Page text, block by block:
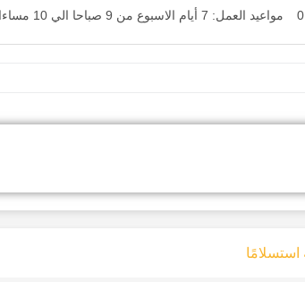
مواعيد العمل: 7 أيام الاسبوع من 9 صباحا الي 10 مساءا
استسلامًا